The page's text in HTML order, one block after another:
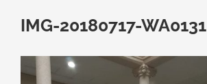
IMG-20180717-WA0131